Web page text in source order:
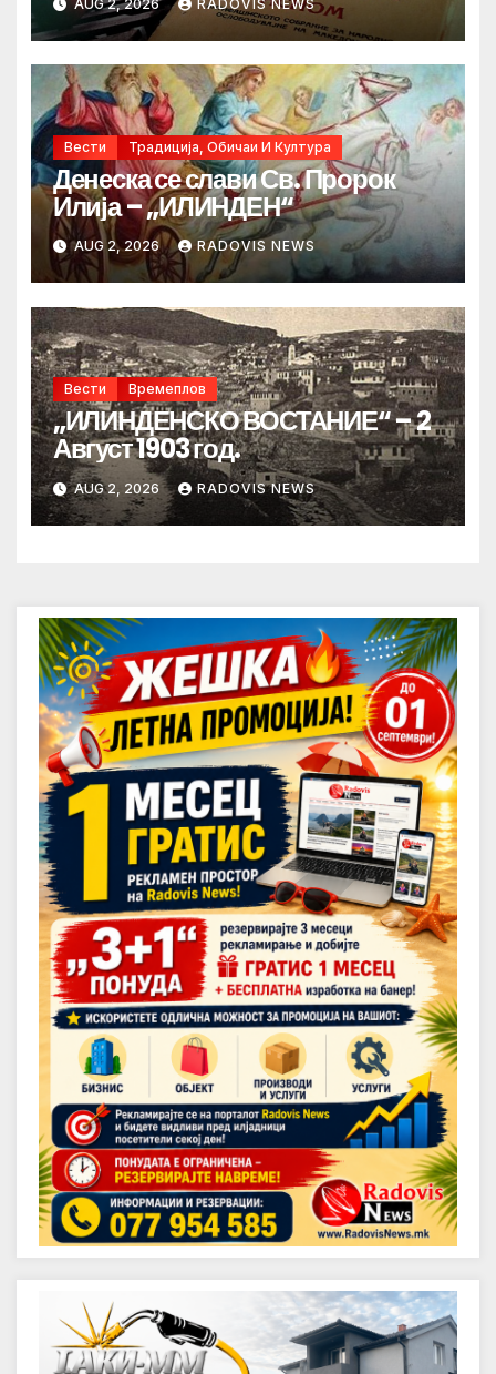
AUG 2, 2026 RADOVIS NEWS
Вести Традиција, Обичаи И Култура
Денеска се слави Св. Пророк
Илија – „ИЛИНДЕН“
AUG 2, 2026 RADOVIS NEWS
Вести Времеплов
„ИЛИНДЕНСКО ВОСТАНИЕ“ – 2
Август 1903 год.
AUG 2, 2026 RADOVIS NEWS